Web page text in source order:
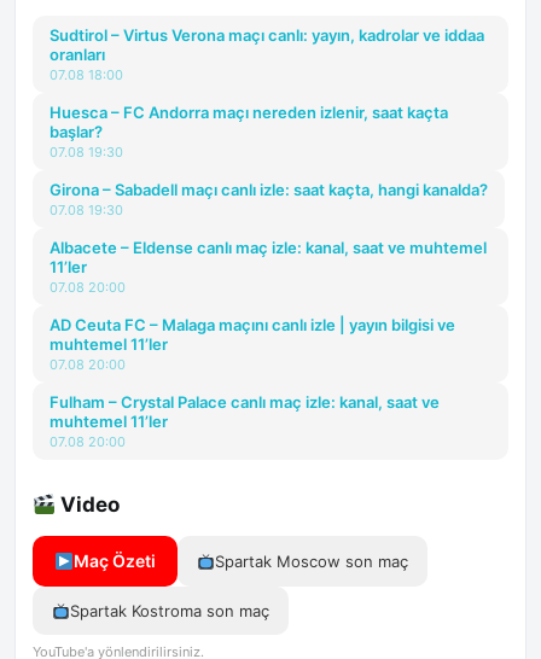
Sudtirol – Virtus Verona maçı canlı: yayın, kadrolar ve iddaa
oranları
07.08 18:00
Huesca – FC Andorra maçı nereden izlenir, saat kaçta
başlar?
07.08 19:30
Girona – Sabadell maçı canlı izle: saat kaçta, hangi kanalda?
07.08 19:30
Albacete – Eldense canlı maç izle: kanal, saat ve muhtemel
11’ler
07.08 20:00
AD Ceuta FC – Malaga maçını canlı izle | yayın bilgisi ve
muhtemel 11’ler
07.08 20:00
Fulham – Crystal Palace canlı maç izle: kanal, saat ve
muhtemel 11’ler
07.08 20:00
Video
Maç Özeti Spartak Moscow son maç
Spartak Kostroma son maç
YouTube'a yönlendirilirsiniz.